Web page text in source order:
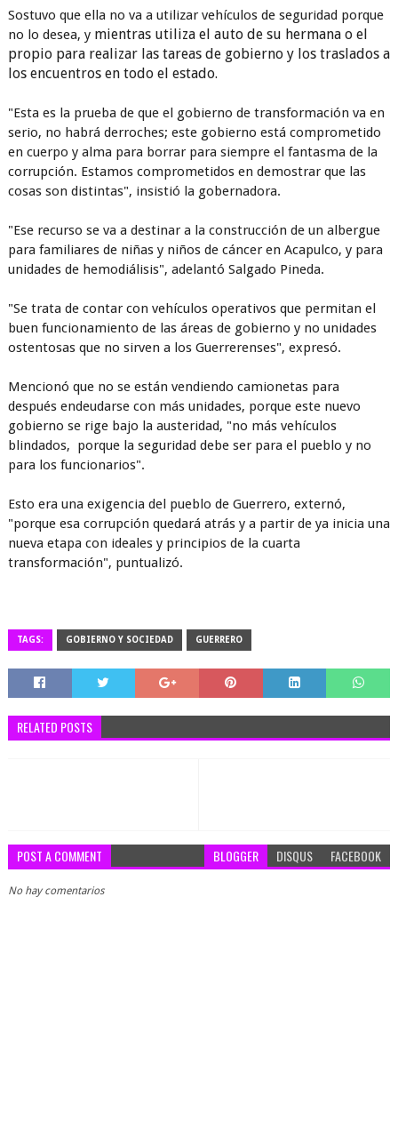
Sostuvo que ella no va a utilizar vehículos de seguridad porque
no lo desea, y mientras utiliza el auto de su hermana o el
propio para realizar las tareas de gobierno y los traslados a
los encuentros en todo el estado.
"Esta es la prueba de que el gobierno de transformación va en
serio, no habrá derroches; este gobierno está comprometido
en cuerpo y alma para borrar para siempre el fantasma de la
corrupción. Estamos comprometidos en demostrar que las
cosas son distintas", insistió la gobernadora.
"Ese recurso se va a destinar a la construcción de un albergue
para familiares de niñas y niños de cáncer en Acapulco, y para
unidades de hemodiálisis", adelantó Salgado Pineda.
"Se trata de contar con vehículos operativos que permitan el
buen funcionamiento de las áreas de gobierno y no unidades
ostentosas que no sirven a los Guerrerenses", expresó.
Mencionó que no se están vendiendo camionetas para
después endeudarse con más unidades, porque este nuevo
gobierno se rige bajo la austeridad, "no más vehículos
blindados, porque la seguridad debe ser para el pueblo y no
para los funcionarios".
Esto era una exigencia del pueblo de Guerrero, externó,
"porque esa corrupción quedará atrás y a partir de ya inicia una
nueva etapa con ideales y principios de la cuarta
transformación", puntualizó.
TAGS: GOBIERNO Y SOCIEDAD GUERRERO
RELATED POSTS
POST A COMMENT BLOGGER DISQUS FACEBOOK
No hay comentarios